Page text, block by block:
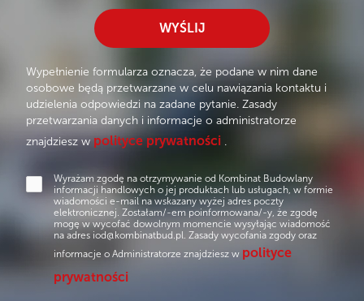
SZCZEGÓŁY OFERTY favorite
WYŚLIJ
Wypełnienie formularza oznacza, że podane w nim dane
osobowe będą przetwarzane w celu nawiązania kontaktu i
udzielenia odpowiedzi na zadane pytanie. Zasady
przetwarzania danych i informacje o administratorze
znajdziesz w polityce prywatności .
Wyrażam zgodę na otrzymywanie od Kombinat Budowlany
informacji handlowych o jej produktach lub usługach, w formie
wiadomości e-mail na wskazany wyżej adres poczty
elektronicznej. Zostałam/-em poinformowana/-y, że zgodę
mogę w wycofać dowolnym momencie wysyłając wiadomość
na adres iod@kombinatbud.pl. Zasady wycofania zgody oraz
informacje o Administratorze znajdziesz w polityce
prywatności